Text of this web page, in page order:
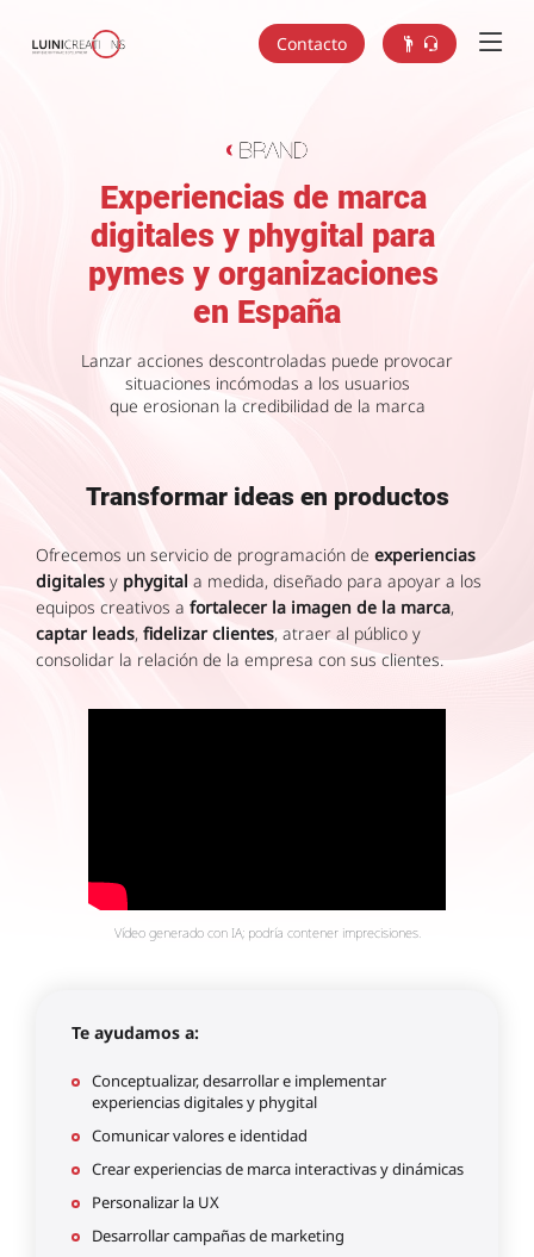
Contacto
Experiencias de marca
digitales y phygital para
pymes y organizaciones
en España
Lanzar acciones descontroladas puede provocar
situaciones incómodas a los usuarios
que erosionan la credibilidad de la marca
Transformar ideas en productos
Ofrecemos un servicio de programación de experiencias
digitales y phygital a medida, diseñado para apoyar a los
equipos creativos a fortalecer la imagen de la marca,
captar leads, fidelizar clientes, atraer al público y
consolidar la relación de la empresa con sus clientes.
Vídeo generado con IA; podría contener imprecisiones.
Te ayudamos a:
Conceptualizar, desarrollar e implementar
experiencias digitales y phygital
Comunicar valores e identidad
Crear experiencias de marca interactivas y dinámicas
Personalizar la UX
Desarrollar campañas de marketing